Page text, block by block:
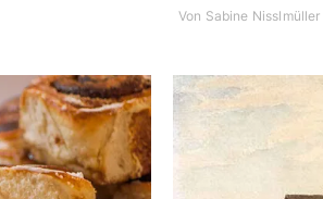
Von Sabine Nisslmüller